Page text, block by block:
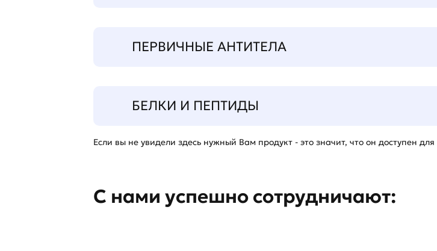
ПЕРВИЧНЫЕ АНТИТЕЛА
БЕЛКИ И ПЕПТИДЫ
Если вы не увидели здесь нужный Вам продукт - это значит, что он доступен для
С нами успешно сотрудничают: